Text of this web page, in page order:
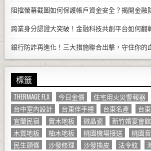
阻擋螢幕截圖如何保護帳戶資金安全？揭開金融
跨業身分認證大突破！金融科技共創平台如何翻
銀行防詐再進化！三大措施聯合出擊，守住你的
標籤
THERMAGE FLX 今日金價 住宅用火災警報器
台中室內設計
台東伴手禮 台東名產 台
宜蘭民宿
實木地板 微晶瓷 新竹婚宴會館
木質地板
柚木地板 桃園機場接送 桃園
民生頭條
沙發修理 沙發換皮 法令紋